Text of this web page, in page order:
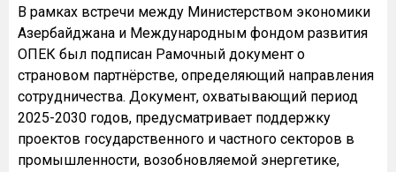
В рамках встречи между Министерством экономики
Азербайджана и Международным фондом развития
ОПЕК был подписан Рамочный документ о
страновом партнёрстве, определяющий направления
сотрудничества. Документ, охватывающий период
2025-2030 годов, предусматривает поддержку
проектов государственного и частного секторов в
промышленности, возобновляемой энергетике,